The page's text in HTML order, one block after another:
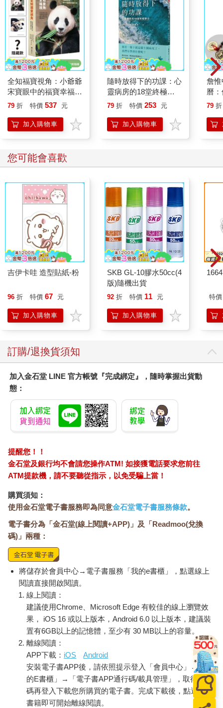
全知福寶視角：小爺爺
宋寶眼中的福寶幸福肥
日常（首刷限量贈：拍
79 折 特價 537 元
加入購物車
隨時放得下的功課：心
靈病房的18堂終極學
分
79 折 特價 253 元
加入購物車
詹惟
曆
運
錢
79 折
您可能會喜歡
吉伊卡哇 造型貼紙-粉
96 折 特價 67 元
加入購物車
SKB GL-10膠水50cc(4
版)隨機出貨
92 折 特價 11 元
加入購物車
特價
訂購/退換貨須知
加入金石堂 LINE 官方帳號『完成綁定』，隨時掌握出貨動
態：
提醒您！！
金石堂及銀行均不會請您操作ATM! 如接獲電話要求您前往
ATM提款機，請不要聽從指示，以免受騙上當！
購買須知：
使用金石堂電子書服務即為同意金石堂電子書服務條款。
電子書分為「金石堂(線上閱讀+APP)」及「Readmoo(兌換
碼)」兩種：
將儲存於會員中心→電子書服務「我的e書櫃」，點選線上
閱讀直接開啟閱讀。
線上閱讀：
建議使用Chrome、Microsoft Edge 有較佳的線上瀏覽效
果， iOS 16 或以上版本，Android 6.0 以上版本，建議裝
置有6GB以上的記憶體，至少有 30 MB以上的容量。
離線閱讀：
APP下載： iOS
Android
安裝電子書APP後，請依照提示登入「會員中心」→「我
的E書櫃」→「電子書APP通行碼/載具管理」，取得通行
碼再登入下載您所購買的電子書。完成下載後，點選任一
書籍即可開始離線閱讀。